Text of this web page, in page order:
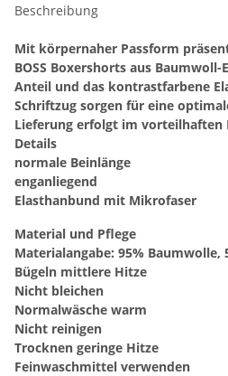
Beschreibung
Mit körpernaher Passform
BOSS Boxershorts aus Baumwoll-
Anteil und das kontrastfarbene
Schriftzug sorgen für eine
Lieferung erfolgt im vorteilhaften
Details
normale Beinlänge
enganliegend
Elasthanbund mit Mikrofaser
Material und Pflege
Materialangabe: 95% Baumwolle,
Bügeln mittlere Hitze
Nicht bleichen
Normalwäsche warm
Nicht reinigen
Trocknen geringe Hitze
Feinwaschmittel verwenden